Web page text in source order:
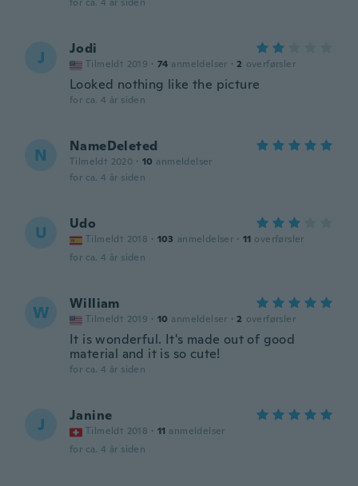
J Jodi
Tilmeldt 2019 · 74 anmeldelser · 2 overførsler
Looked nothing like the picture
for ca. 4 år siden
N NameDeleted
Tilmeldt 2020 · 10 anmeldelser
for ca. 4 år siden
U Udo
Tilmeldt 2018 · 103 anmeldelser · 11 overførsler
for ca. 4 år siden
W William
Tilmeldt 2019 · 10 anmeldelser · 2 overførsler
It is wonderful. It's made out of good
material and it is so cute!
for ca. 4 år siden
J Janine
Tilmeldt 2018 · 11 anmeldelser
for ca. 4 år siden